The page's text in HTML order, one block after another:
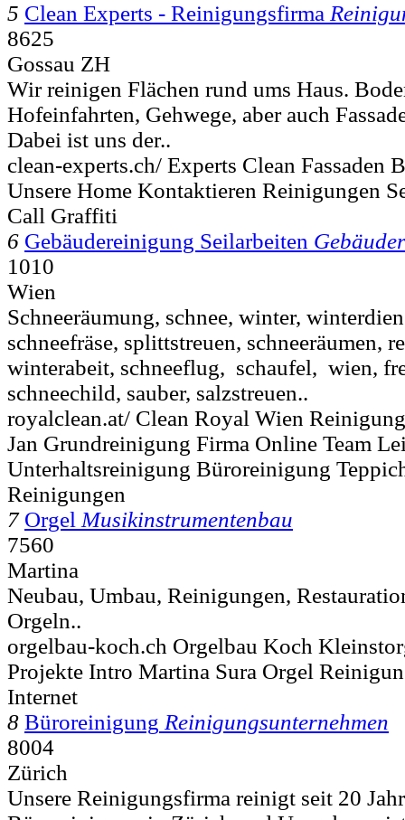
5 Clean Experts - Reinigungsfirma
8625
Gossau ZH
Wir reinigen Flächen rund ums Haus.
Hofeinfahrten, Gehwege, aber auch
Dabei ist uns der..
clean-experts.ch/ Experts Clean Fassaden
Unsere Home Kontaktieren Reinigungen
Call Graffiti
6 Gebäudereinigung Seilarbeiten
1010
Wien
Schneeräumung, schnee, winter,
schneefräse, splittstreuen, schneeräumen,
winterabeit, schneeflug, schaufel, wien,
schneechild, sauber, salzstreuen..
royalclean.at/ Clean Royal Wien
Jan Grundreinigung Firma Online Team
Unterhaltsreinigung Büroreinigung
Reinigungen
7 Orgel Musikinstrumentenbau
7560
Martina
Neubau, Umbau, Reinigungen,
Orgeln..
orgelbau-koch.ch Orgelbau Koch
Projekte Intro Martina Sura Orgel
Internet
8 Büroreinigung Reinigungsunternehmen
8004
Zürich
Unsere Reinigungsfirma reinigt seit 20